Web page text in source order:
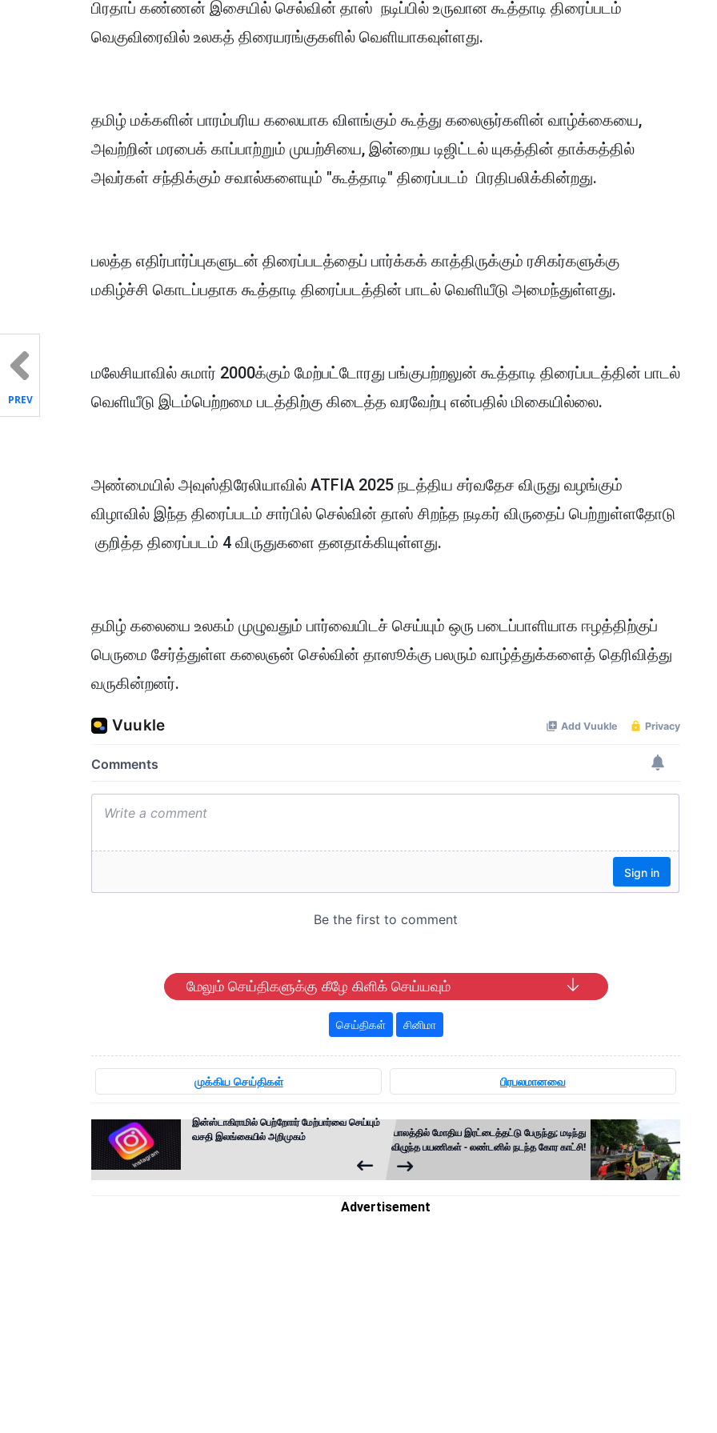
பிரதாப் கண்ணன் இசையில் செல்வின் தாஸ் நடிப்பில் உருவான கூத்தாடி திரைப்படம்
வெகுவிரைவில் உலகத் திரையரங்குகளில் வெளியாகவுள்ளது.
தமிழ் மக்களின் பாரம்பரிய கலையாக விளங்கும் கூத்து கலைஞர்களின் வாழ்க்கையை,
அவற்றின் மரபைக் காப்பாற்றும் முயற்சியை, இன்றைய டிஜிட்டல் யுகத்தின் தாக்கத்தில்
அவர்கள் சந்திக்கும் சவால்களையும் "கூத்தாடி" திரைப்படம் பிரதிபலிக்கின்றது.
பலத்த எதிர்பார்ப்புகளுடன் திரைப்படத்தைப் பார்க்கக் காத்திருக்கும் ரசிகர்களுக்கு
மகிழ்ச்சி கொடப்பதாக கூத்தாடி திரைப்படத்தின் பாடல் வெளியீடு அமைந்துள்ளது.
மலேசியாவில் சுமார் 2000க்கும் மேற்பட்டோரது பங்குபற்றலுன் கூத்தாடி திரைப்படத்தின் பாடல்
வெளியீடு இடம்பெற்றமை படத்திற்கு கிடைத்த வரவேற்பு என்பதில் மிகையில்லை.
அண்மையில் அவுஸ்திரேலியாவில் ATFIA 2025 நடத்திய சர்வதேச விருது வழங்கும்
விழாவில் இந்த திரைப்படம் சார்பில் செல்வின் தாஸ் சிறந்த நடிகர் விருதைப் பெற்றுள்ளதோடு
குறித்த திரைப்படம் 4 விருதுகளை தனதாக்கியுள்ளது.
தமிழ் கலையை உலகம் முழுவதும் பார்வையிடச் செய்யும் ஒரு படைப்பாளியாக ஈழத்திற்குப்
பெருமை சேர்த்துள்ள கலைஞன் செல்வின் தாஸூக்கு பலரும் வாழ்த்துக்களைத் தெரிவித்து
வருகின்றனர்.
மேலும் செய்திகளுக்கு கீழே கிளிக் செய்யவும்
செய்திகள் சினிமா
முக்கிய செய்திகள் பிரபலமானவை
இன்ஸ்டாகிராமில் பெற்றோார் மேற்பார்வை செய்யும்
வசதி இலங்கையில் அறிமுகம்
பாலத்தில் மோதிய இரட்டைத்தட்டு பேருந்து; மடிந்து
விழுந்த பயணிகள் - லண்டனில் நடந்த கோர காட்சி!
PREV
Advertisement